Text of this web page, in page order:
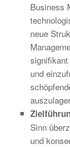
Business
neue
und
Sinn
und